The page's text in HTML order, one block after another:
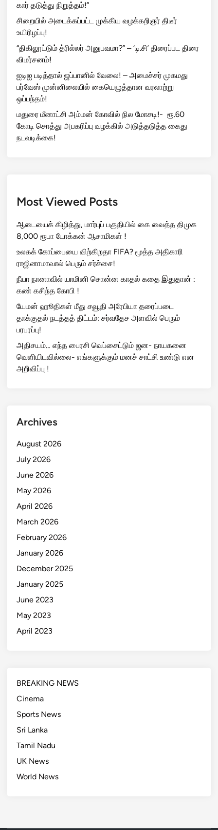
கார் தடுத்து நிறுத்தம்!”
சிறையில் அடைக்கப்பட்ட முக்கிய வழக்கறிஞர் திடீர்
உயிரிழப்பு!
“திகிலூட்டும் த்ரில்லர் அனுபவமா?” – ‘டி.சி’ திரைப்பட திரை
விமர்சனம்!
ஐடிஐ படித்தால் ஜப்பானில் வேலை! – அமைச்சர் முகமது
பர்வேஸ் முன்னிலையில் கையெழுத்தான வரலாற்று
ஒப்பந்தம்!
மதுரை மீனாட்சி அம்மன் கோவில் நில மோசடி!- ரூ.60
கோடி சொத்து அபகரிப்பு வழக்கில் அடுத்தடுத்த கைது
நடவடிக்கை!
Most Viewed Posts
ஆடையைக் கிழித்து, மார்புப் பகுதியில் கை வைத்த திமுக
8,000 ரூபா டோக்கன் ஆசாமிகள் !
உலகக் கோப்பையை விற்கிறதா FIFA? மூத்த அதிகாரி
ராஜினாமாவால் பெரும் சர்ச்சை!
நீயா நானாவில் யாமினி சொன்ன காதல் கதை இதுதான் :
கண் கசிந்த கோபி !
யேமன் ஹூதிகள் மீது சவூதி அரேபியா தரைப்படை
தாக்குதல் நடத்தத் திட்டம்: சர்வதேச அளவில் பெரும்
பரபரப்பு!
அதிசயம்… எந்த பைரசி வெப்சைட்டும் ஜன- நாயகனை
வெளியிடவில்லை- எங்களுக்கும் மனச் சாட்சி உண்டு என
அறிவிப்பு !
Archives
August 2026
July 2026
June 2026
May 2026
April 2026
March 2026
February 2026
January 2026
December 2025
January 2025
June 2023
May 2023
April 2023
BREAKING NEWS
Cinema
Sports News
Sri Lanka
Tamil Nadu
UK News
World News